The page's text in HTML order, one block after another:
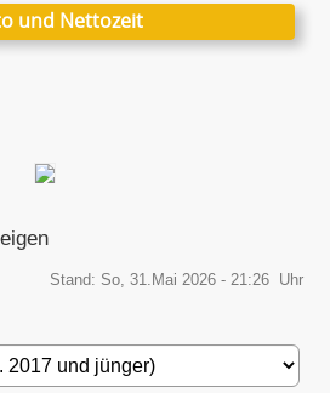
und Nettozeit
Stand: So, 31.Mai 2026 - 21:26 Uhr